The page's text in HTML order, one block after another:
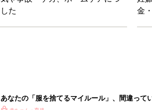
生後3週目の赤ちゃんはよく泣く！？親が悩ま